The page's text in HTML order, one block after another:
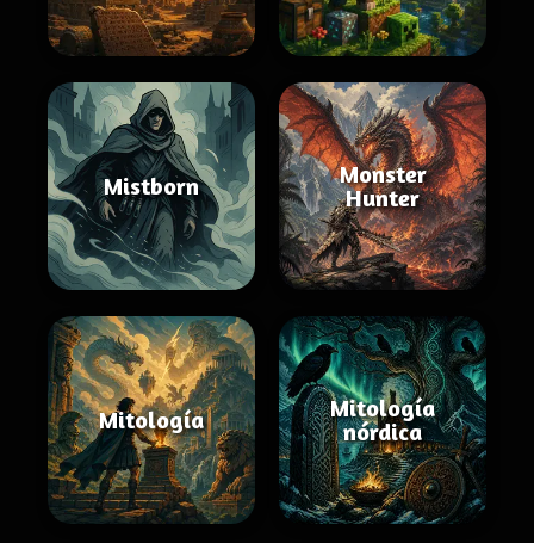
Mistborn
Monster
Hunter
Mitología
Mitología
nórdica